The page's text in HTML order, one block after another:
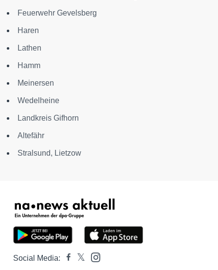
Feuerwehr Gevelsberg
Haren
Lathen
Hamm
Meinersen
Wedelheine
Landkreis Gifhorn
Altefähr
Stralsund, Lietzow
Social Media: